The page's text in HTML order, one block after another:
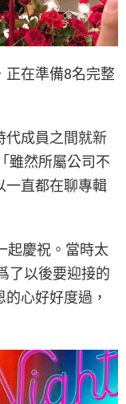
正在準備8名完整
代成員之間就新
雖然所屬公司不
一直都在聊專輯
起慶祝。當時太
了以後要迎接的
心好好度過，